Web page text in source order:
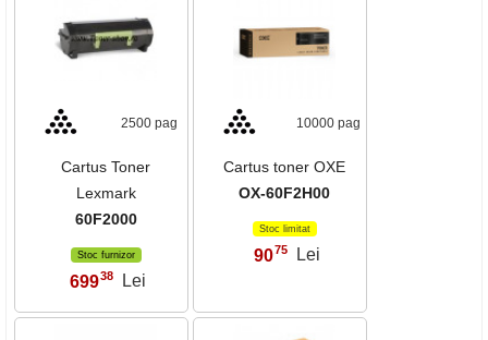
2500 pag
Cartus Toner
Lexmark
60F2000
Stoc furnizor
69938 Lei
10000 pag
Cartus toner OXE
OX-60F2H00
Stoc limitat
90,75 Lei